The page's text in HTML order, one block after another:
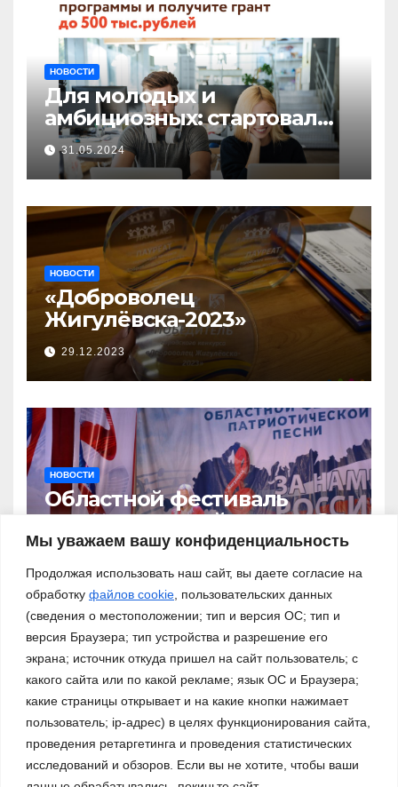
Мы уважаем вашу конфиденциальность
Продолжая использовать наш сайт, вы даете согласие на
обработку файлов cookie , пользовательских данных
(сведения о местоположении; тип и версия ОС; тип и
версия Браузера; тип устройства и разрешение его
экрана; источник откуда пришел на сайт пользователь; с
какого сайта или по какой рекламе; язык ОС и Браузера;
какие страницы открывает и на какие кнопки нажимает
пользователь; ip-адрес) в целях функционирования сайта,
проведения ретаргетинга и проведения статистических
исследований и обзоров. Если вы не хотите, чтобы ваши
НОВОСТИ
Для молодых и
амбициозных: стартовал
прием заявок на участие в
бизнес-акселераторе «Ты
предприниматель»
31.05.2024
НОВОСТИ
«Доброволец
Жигулёвска-2023»
29.12.2023
НОВОСТИ
Областной фестиваль
патриотической песни «За
нами – Россия!»